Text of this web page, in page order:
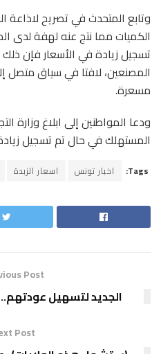
وتابع المتحدث في تصريح
الكميات مما نتج عنه لهفة لدى
تسجيل زيادة في الأسعار فإن
المصنعين، لافتا في سياق متصل
مسعرة.
ودعا المواطنين إلى ابلاغ وزارة
المستهلك في حال تم تسجيل
Tags: اخبار تونس اسعار الزبدة
Post
الجديد لتسهيل
Post